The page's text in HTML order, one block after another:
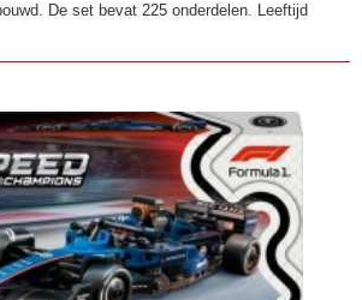
De set bevat 225 onderdelen. Leeftijd